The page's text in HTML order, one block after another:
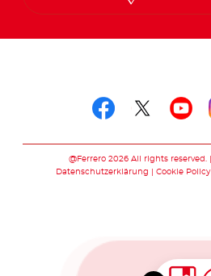
@Ferrero 2026 All rights reserved.
Datenschutzerklärung
Cookie Policy